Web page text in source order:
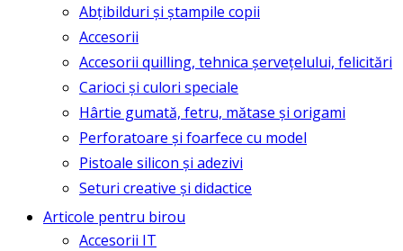
Abțibilduri și ștampile copii
Accesorii
Accesorii quilling, tehnica șervețelului, felicitări
Carioci și culori speciale
Hârtie gumată, fetru, mătase și origami
Perforatoare și foarfece cu model
Pistoale silicon și adezivi
Seturi creative și didactice
Articole pentru birou
Accesorii IT